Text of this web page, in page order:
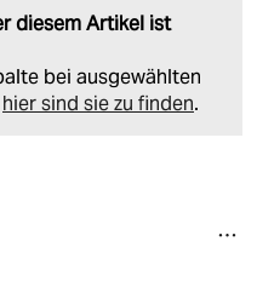
diesem Artikel ist
bei ausgewählten
hier sind sie zu finden.